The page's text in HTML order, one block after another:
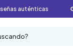
auténticas